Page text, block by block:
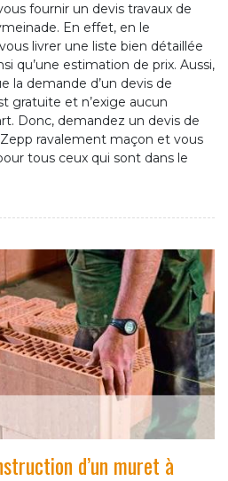
fournir un devis travaux de
En effet, en le
livrer une liste bien détaillée
qu’une estimation de prix. Aussi,
la demande d’un devis de
gratuite et n’exige aucun
Donc, demandez un devis de
ravalement maçon et vous
tous ceux qui sont dans le
d’un muret à